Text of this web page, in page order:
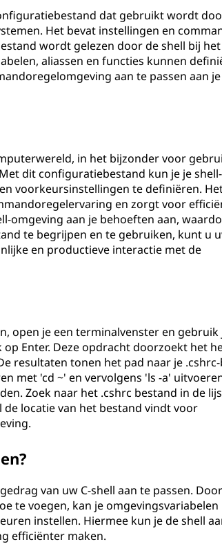
dat gebruikt wordt
Het bevat instellingen en
wordt gelezen door de shell bij het
aliassen en functies kunnen
aan te passen aan
in het bijzonder voor
dit configuratiebestand kun je je shell-
voorkeursinstellingen te definiëren.
en zorgt voor
omgeving aan je behoeften aan,
te begrijpen en te gebruiken, kunt u
en productieve interactie met de
open je een terminalvenster en gebruik
Enter. Deze opdracht doorzoekt het
resultaten tonen het pad naar je
met 'cd ~' en vervolgens 'ls -a'
Zoek naar het .cshrc bestand in de
locatie van het bestand vindt voor
van uw C-shell aan te passen. Door
te voegen, kan je omgevingsvariabelen
instellen. Hiermee kun je de shell
efficiënter maken.